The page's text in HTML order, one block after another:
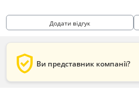
Додати відгук
verified_user Ви представник компанії?